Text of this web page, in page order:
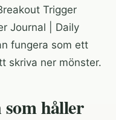
Trigger
Journal | Daily
fungera som ett
skriva ner mönster.
håller